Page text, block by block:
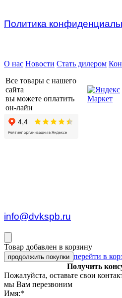
Политика
О нас Новости Стать дилером
Все товары с нашего
сайта
вы можете оплатить
он-лайн
info@dvkspb.ru
Товар добавлен в корзину
продолжить покупки перейти в
Получить
Пожалуйста, оставьте свои
мы Вам перезвоним
Имя:*